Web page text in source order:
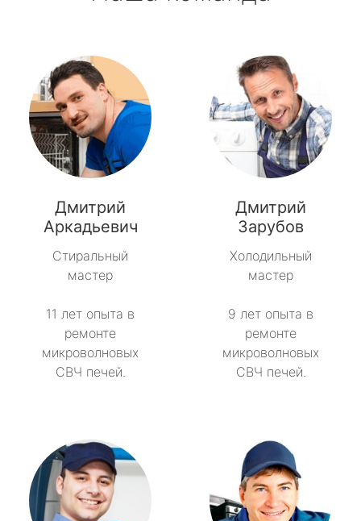
Дмитрий
Аркадьевич
Стиральный
мастер
11 лет опыта в
ремонте
микроволновых
СВЧ печей.
Дмитрий
Зарубов
Холодильный
мастер
9 лет опыта в
ремонте
микроволновых
СВЧ печей.